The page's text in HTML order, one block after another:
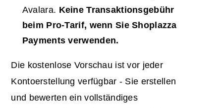
Avalara. Keine Transaktionsgebühr
beim Pro-Tarif, wenn Sie Shoplazza
Payments verwenden.
Die kostenlose Vorschau ist vor jeder
Kontoerstellung verfügbar - Sie erstellen
und bewerten ein vollständiges